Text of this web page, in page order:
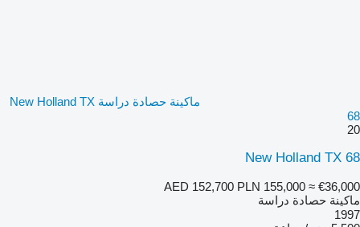
ماكينة حصادة دراسة New Holland TX
68
20
New Holland TX 68
AED 152,700 PLN 155,000 ≈ €36,000
ماكينة حصادة دراسة
1997